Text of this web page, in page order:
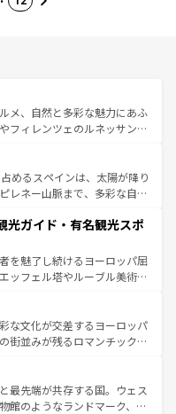
メ、自然と多彩な魅力にあふ
フィレンツェのルネッサンス
園風景やアマルフィ海岸の絶
い。観光の合間には、本場の
タリア料理を堪能することも
れられない旅をしてみよう！
めるスペインは、太陽が降り
レネー山脈まで、多彩な自然
熱的なフラメンコ、熱気あふ
パスが生活の一部となってい
れた雰囲気や、バルセロナの
方では古代ローマ遺跡や中世
候が異なるスペインはその個
性で訪れる人を魅了する。 なお、新着のスペイン情報は コ
い。
光ガイド・有名観光スポ
を魅了し続けるヨーロッパ屈
ッフェル塔やルーブル美術館
る。華麗な宮殿、歴史的な大
豊かな自然が、訪れる者を心
スは美食の国としても知ら
あるランス、プロヴァンスの
多彩な楽しみ方が可能だ。さ
力が溢れており、どの街角に
な文化が交差するヨーロッパ
街並みが残るロマンチック街
いても飽きることがない。ベ
ルン州のアルプスの絶景、そ
といった風景は必見。ビール
最先端が共存する国。ウェス
館のようなランドマーク、歴